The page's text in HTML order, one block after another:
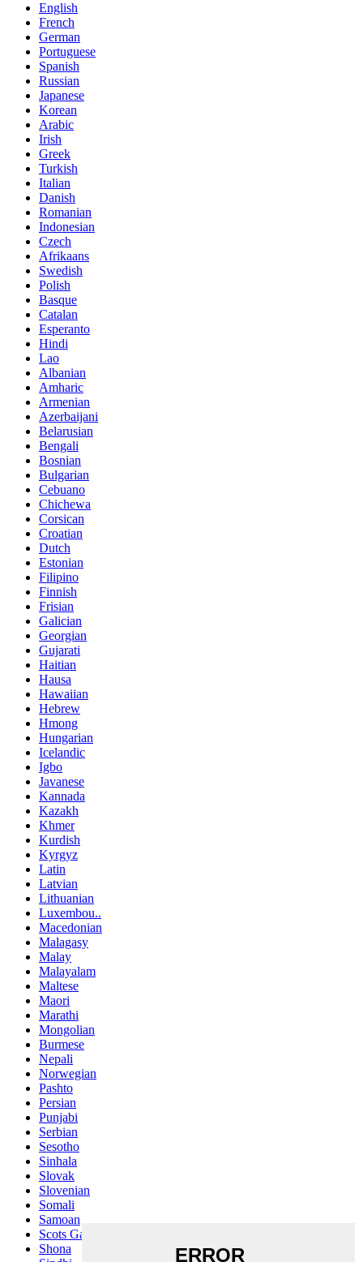
English
French
German
Portuguese
Spanish
Russian
Japanese
Korean
Arabic
Irish
Greek
Turkish
Italian
Danish
Romanian
Indonesian
Czech
Afrikaans
Swedish
Polish
Basque
Catalan
Esperanto
Hindi
Lao
Albanian
Amharic
Armenian
Azerbaijani
Belarusian
Bengali
Bosnian
Bulgarian
Cebuano
Chichewa
Corsican
Croatian
Dutch
Estonian
Filipino
Finnish
Frisian
Galician
Georgian
Gujarati
Haitian
Hausa
Hawaiian
Hebrew
Hmong
Hungarian
Icelandic
Igbo
Javanese
Kannada
Kazakh
Khmer
Kurdish
Kyrgyz
Latin
Latvian
Lithuanian
Luxembou..
Macedonian
Malagasy
Malay
Malayalam
Maltese
Maori
Marathi
Mongolian
Burmese
Nepali
Norwegian
Pashto
Persian
Punjabi
Serbian
Sesotho
Sinhala
Slovak
Slovenian
Somali
Samoan
Scots Gaelic
Shona